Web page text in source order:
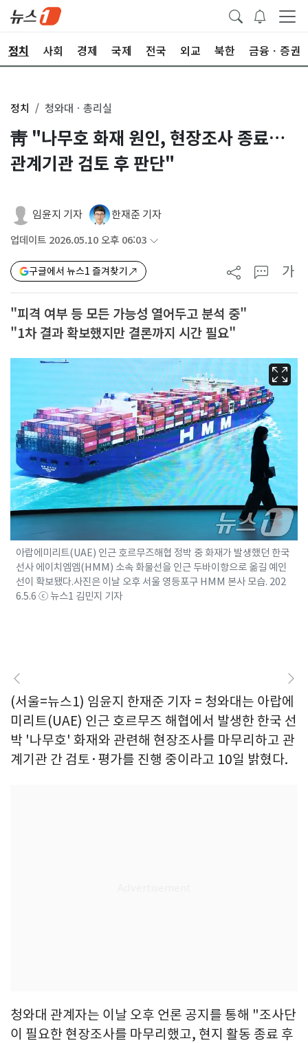
정치 사회 경제 국제 전국 외교 북한 금융ㆍ증권
정치 청와대ㆍ총리실
靑 "나무호 화재 원인, 현장조사 종료…
관계기관 검토 후 판단"
임윤지 기자 한재준 기자
업데이트 2026.05.10 오후 06:03
구글에서 뉴스1 즐겨찾기 가
"피격 여부 등 모든 가능성 열어두고 분석 중"
"1차 결과 확보했지만 결론까지 시간 필요"
아랍에미리트(UAE) 인근 호르무즈해협 정박 중 화재가 발생했던 한국
선사 에이치엠엠(HMM) 소속 화물선을 인근 두바이항으로 옮길 예인
선이 확보됐다.사진은 이날 오후 서울 영등포구 HMM 본사 모습. 202
6.5.6 ⓒ 뉴스1 김민지 기자
(서울=뉴스1) 임윤지 한재준 기자 = 청와대는 아랍에
미리트(UAE) 인근 호르무즈 해협에서 발생한 한국 선
박 '나무호' 화재와 관련해 현장조사를 마무리하고 관
계기관 간 검토·평가를 진행 중이라고 10일 밝혔다.
청와대 관계자는 이날 오후 언론 공지를 통해 "조사단
이 필요한 현장조사를 마무리했고, 현지 활동 종료 후